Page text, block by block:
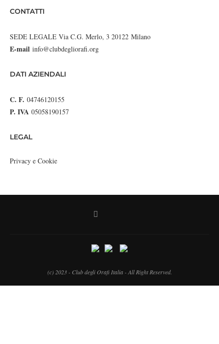
CONTATTI
SEDE LEGALE Via C.G. Merlo, 3 20122 Milano
E-mail info@clubdegliorafi.org
DATI AZIENDALI
C. F. 04746120155
P. IVA 05058190157
LEGAL
Privacy e Cookie
(c) 2023 - Club degli Orafi Italia - All Right Reserved.